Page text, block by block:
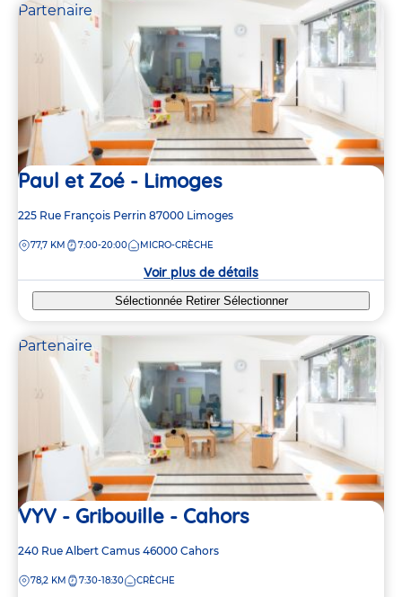
Partenaire
Paul et Zoé - Limoges
Adresse
la
225 Rue François Perrin 87000 Limoges
DISTANCE
77,7 KM 7:00-20:00 MICRO-CRÈCHE
Voir plus de détails
Sélectionnée Retirer Sélectionner
Partenaire
VYV - Gribouille - Cahors
Adresse
la
240 Rue Albert Camus 46000 Cahors
DISTANCE
78,2 KM 7:30-18:30 CRÈCHE